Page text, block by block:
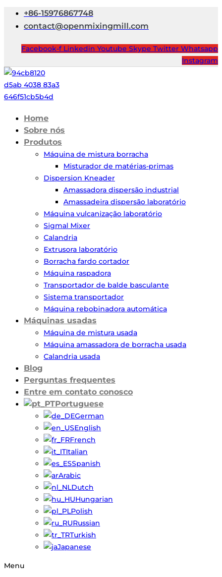
+86-15976867748
contact@openmixingmill.com
Facebook-f Linkedin Youtube Skype Twitter Whatsapp
Instagram
Home
Sobre nós
Produtos
Máquina de mistura borracha
Misturador de matérias-primas
Dispersion Kneader
Amassadora dispersão industrial
Amassadeira dispersão laboratório
Máquina vulcanização laboratório
Sigmal Mixer
Calandria
Extrusora laboratório
Borracha fardo cortador
Máquina raspadora
Transportador de balde basculante
Sistema transportador
Máquina rebobinadora automática
Máquinas usadas
Máquina de mistura usada
Máquina amassadora de borracha usada
Calandria usada
Blog
Perguntas frequentes
Entre em contato conosco
Portuguese
German
English
French
Italian
Spanish
Arabic
Dutch
Hungarian
Polish
Russian
Turkish
Japanese
Menu